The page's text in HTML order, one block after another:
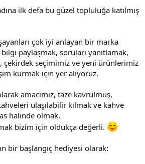
h
ilk defa bu güzel topluluğa katılmış
çok iyi anlayan bir marka
paylaşmak, soruları yanıtlamak,
çekirdek seçimimiz ve yeni ürünlerimiz
kurmak için yer alıyoruz.
amacımız, taze kavrulmuş,
ulaşılabilir kılmak ve kahve
halinde olmak.
bizim için oldukça değerli.
bir başlangıç hediyesi olarak: